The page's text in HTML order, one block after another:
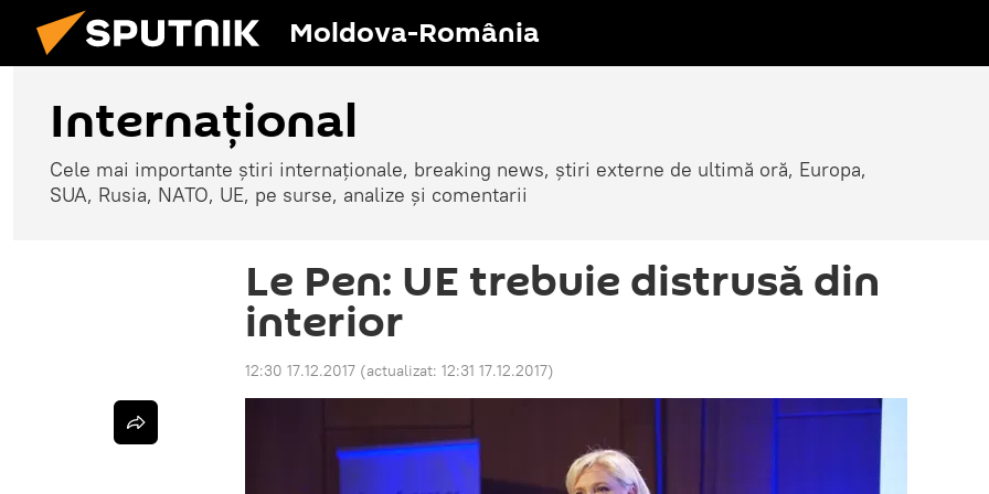
Moldova-România
Internaţional
Cele mai importante știri internaționale, breaking news, știri externe de ultimă oră, Europa,
SUA, Rusia, NATO, UE, pe surse, analize și comentarii
Le Pen: UE trebuie distrusă din
interior
12:30 17.12.2017 (actualizat: 12:31 17.12.2017)